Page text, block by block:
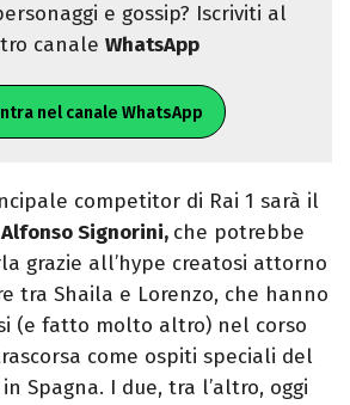
e gossip? Iscriviti al
canale WhatsApp
nel canale WhatsApp
competitor di Rai 1 sarà il
Alfonso Signorini, che potrebbe
grazie all’hype creatosi attorno
tra Shaila e Lorenzo, che hanno
(e fatto molto altro) nel corso
come ospiti speciali del
Spagna. I due, tra l’altro, oggi